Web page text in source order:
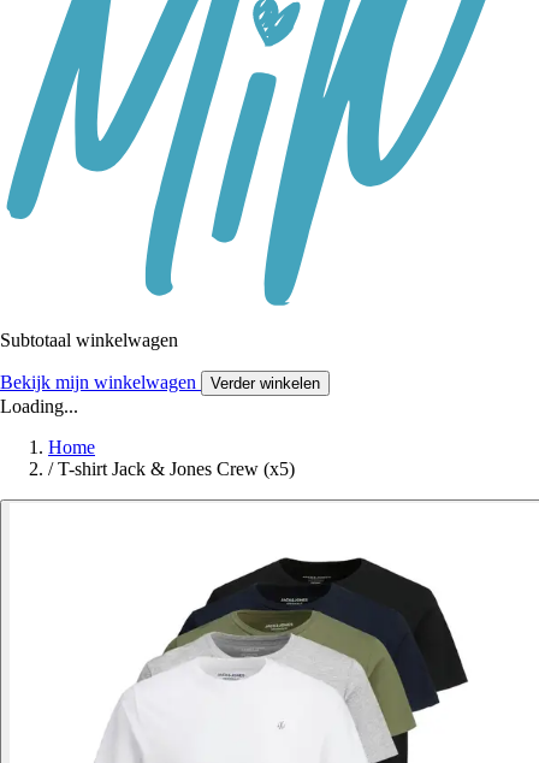
Subtotaal winkelwagen
Bekijk mijn winkelwagen Verder winkelen
Loading...
Home
/ T-shirt Jack & Jones Crew (x5)